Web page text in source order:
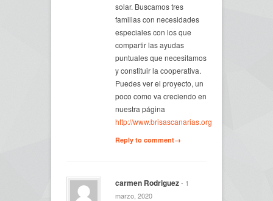
solar. Buscamos tres
familias con necesidades
especiales con los que
compartir las ayudas
puntuales que necesitamos
y constituir la cooperativa.
Puedes ver el proyecto, un
poco como va creciendo en
nuestra página
http://www.brisascanarias.org
Reply to comment→
carmen Rodriguez- 1
marzo, 2020